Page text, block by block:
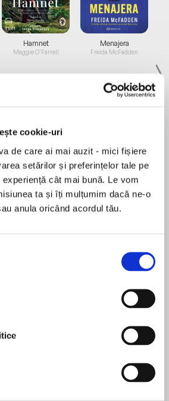
cookie-uri
de care ai mai auzit - mici fișiere
setărilor și preferințelor tale pe
cât mai bună. Le vom
ta și îți mulțumim dacă ne-o
anula oricând acordul tău.
Hamnet
Maggie O'Farrell
Diavolul se îmbracă de
la...
Lauren Weisberger
Menajera
Freida McFadden
Migdală
Sohn Won-pyung
Mario Livio a făcut-o, și ne
încer¬care de a înțelege
Nobel pentru Fizică, 2011
e atrasă mai mult atunci
vorbind la telefon, fără să
nu există recenzii